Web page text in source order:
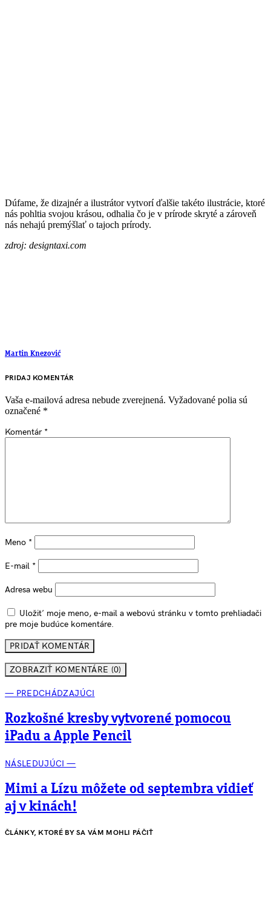
Dúfame, že dizajnér a ilustrátor vytvorí ďalšie takéto ilustrácie, ktoré
nás pohltia svojou krásou, odhalia čo je v prírode skryté a zároveň
nás nehajú premýšlať o tajoch prírody.
zdroj: designtaxi.com
Martin Knezović
PRIDAJ KOMENTÁR
Vaša e-mailová adresa nebude zverejnená. Vyžadované polia sú
označené *
Komentár *
Meno *
E-mail *
Adresa webu
Uložiť moje meno, e-mail a webovú stránku v tomto prehliadači
pre moje budúce komentáre.
ZOBRAZIŤ KOMENTÁRE (0)
— PREDCHÁDZAJÚCI
Rozkošné kresby vytvorené pomocou
iPadu a Apple Pencil
NÁSLEDUJÚCI —
Mimi a Lízu môžete od septembra vidieť
aj v kinách!
ČLÁNKY, KTORÉ BY SA VÁM MOHLI PÁČIŤ